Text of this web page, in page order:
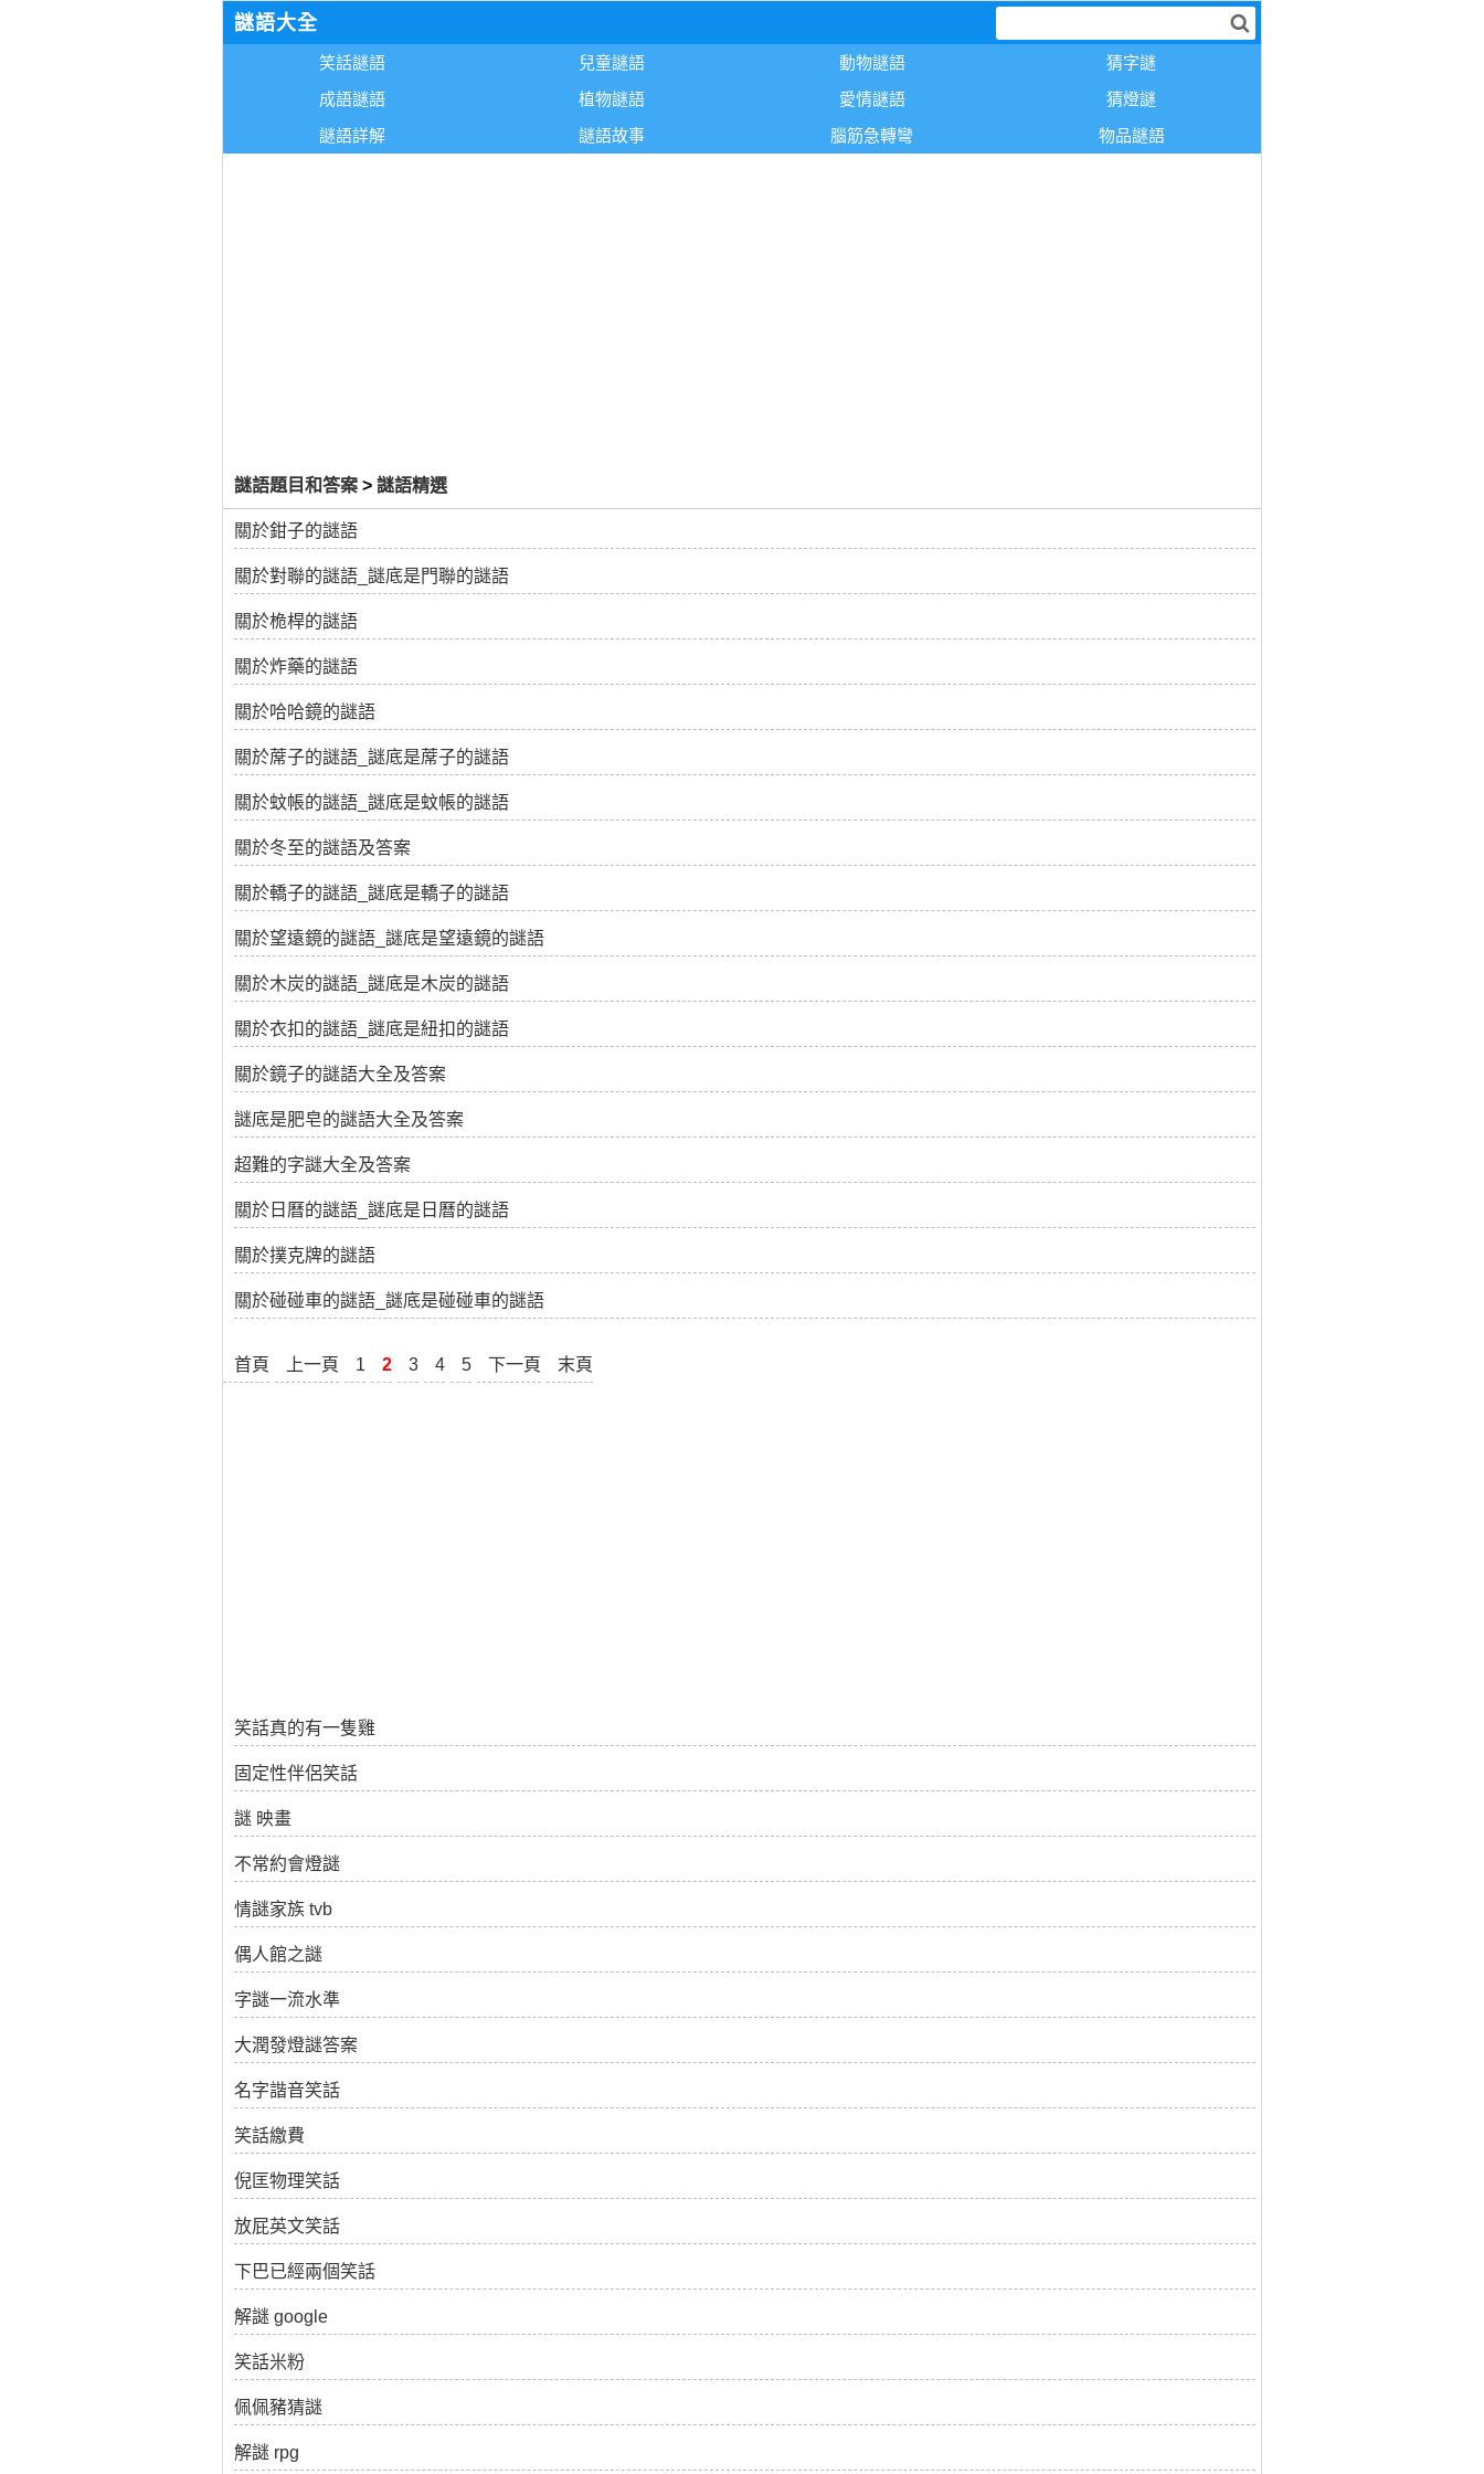
謎語大全
笑話謎語 兒童謎語 動物謎語
猜字謎
成語謎語
植物謎語 愛情謎語
猜燈謎
謎語詳解
謎語故事 腦筋急轉彎 物品謎語
謎語題目和答案> 謎語精選
關於鉗子的謎語
關於對聯的謎語_謎底是門聯的謎語
關於桅桿的謎語
關於炸藥的謎語
關於哈哈鏡的謎語
關於蓆子的謎語_謎底是蓆子的謎語
關於蚊帳的謎語_謎底是蚊帳的謎語
關於冬至的謎語及答案
關於轎子的謎語_謎底是轎子的謎語
關於望遠鏡的謎語_謎底是望遠鏡的謎語
關於木炭的謎語_謎底是木炭的謎語
關於衣扣的謎語_謎底是紐扣的謎語
關於鏡子的謎語大全及答案
謎底是肥皂的謎語大全及答案
超難的字謎大全及答案
關於日曆的謎語_謎底是日曆的謎語
關於撲克牌的謎語
關於碰碰車的謎語_謎底是碰碰車的謎語
首頁 上一頁 1 2 3 4 5 下一頁 末頁
笑話真的有一隻雞
固定性伴侶笑話
謎 映畫
不常約會燈謎
情謎家族 tvb
偶人館之謎
字謎一流水準
大潤發燈謎答案
名字諧音笑話
笑話繳費
倪匡物理笑話
放屁英文笑話
下巴已經兩個笑話
解謎 google
笑話米粉
佩佩豬猜謎
解謎 rpg